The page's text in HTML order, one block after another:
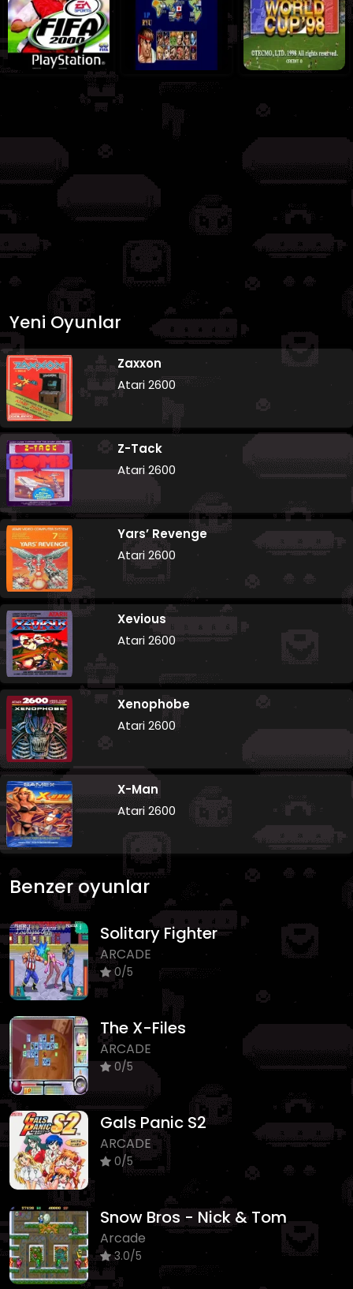
Yeni Oyunlar
Zaxxon
Atari 2600
Z-Tack
Atari 2600
Yars’ Revenge
Atari 2600
Xevious
Atari 2600
Xenophobe
Atari 2600
X-Man
Atari 2600
Benzer oyunlar
Solitary Fighter
ARCADE
0/5
The X-Files
ARCADE
0/5
Gals Panic S2
ARCADE
0/5
Snow Bros - Nick & Tom
Arcade
3.0/5